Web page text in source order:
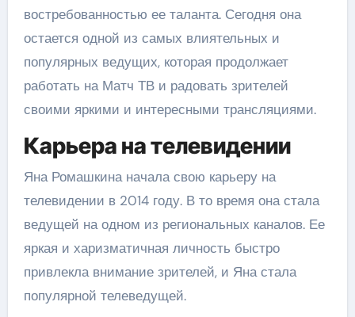
востребованностью ее таланта. Сегодня она
остается одной из самых влиятельных и
популярных ведущих, которая продолжает
работать на Матч ТВ и радовать зрителей
своими яркими и интересными трансляциями.
Карьера на телевидении
Яна Ромашкина начала свою карьеру на
телевидении в 2014 году. В то время она стала
ведущей на одном из региональных каналов. Ее
яркая и харизматичная личность быстро
привлекла внимание зрителей, и Яна стала
популярной телеведущей.